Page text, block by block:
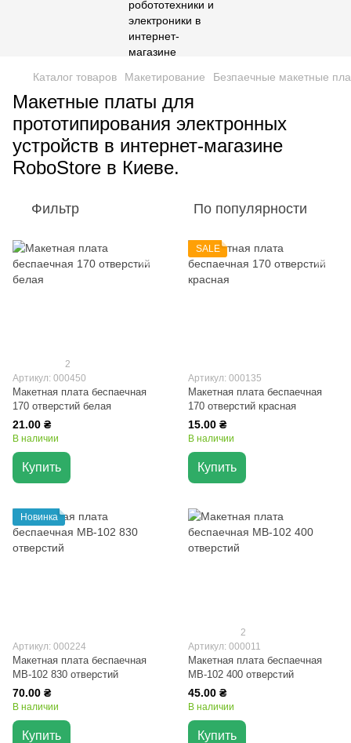
Каталог товаров Макетирование Безпаечные макетные
Макетные платы для
прототипирования электронных
устройств в интернет-магазине
RoboStore в Киеве.
Фильтр По популярности
2
Артикул: 000450
Макетная плата беспаечная
170 отверстий белая
21.00 ₴
В наличии
Купить
SALE
Артикул: 000135
Макетная плата беспаечная
170 отверстий красная
15.00 ₴
В наличии
Купить
Новинка
Артикул: 000224
Макетная плата беспаечная
MB-102 830 отверстий
70.00 ₴
В наличии
Купить
2
Артикул: 000011
Макетная плата беспаечная
MB-102 400 отверстий
45.00 ₴
В наличии
Купить